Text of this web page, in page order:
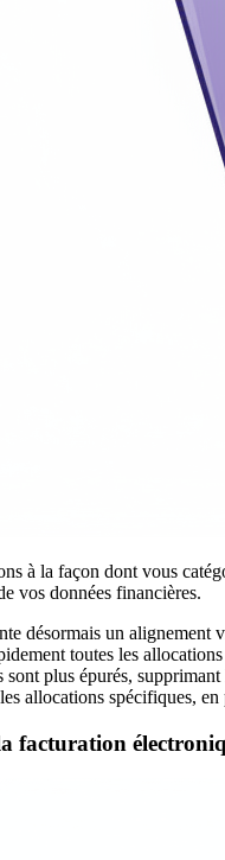
à la façon dont vous
vos données financières.
désormais un
toutes les
sont plus épurés,
allocations spécifiques,
facturation